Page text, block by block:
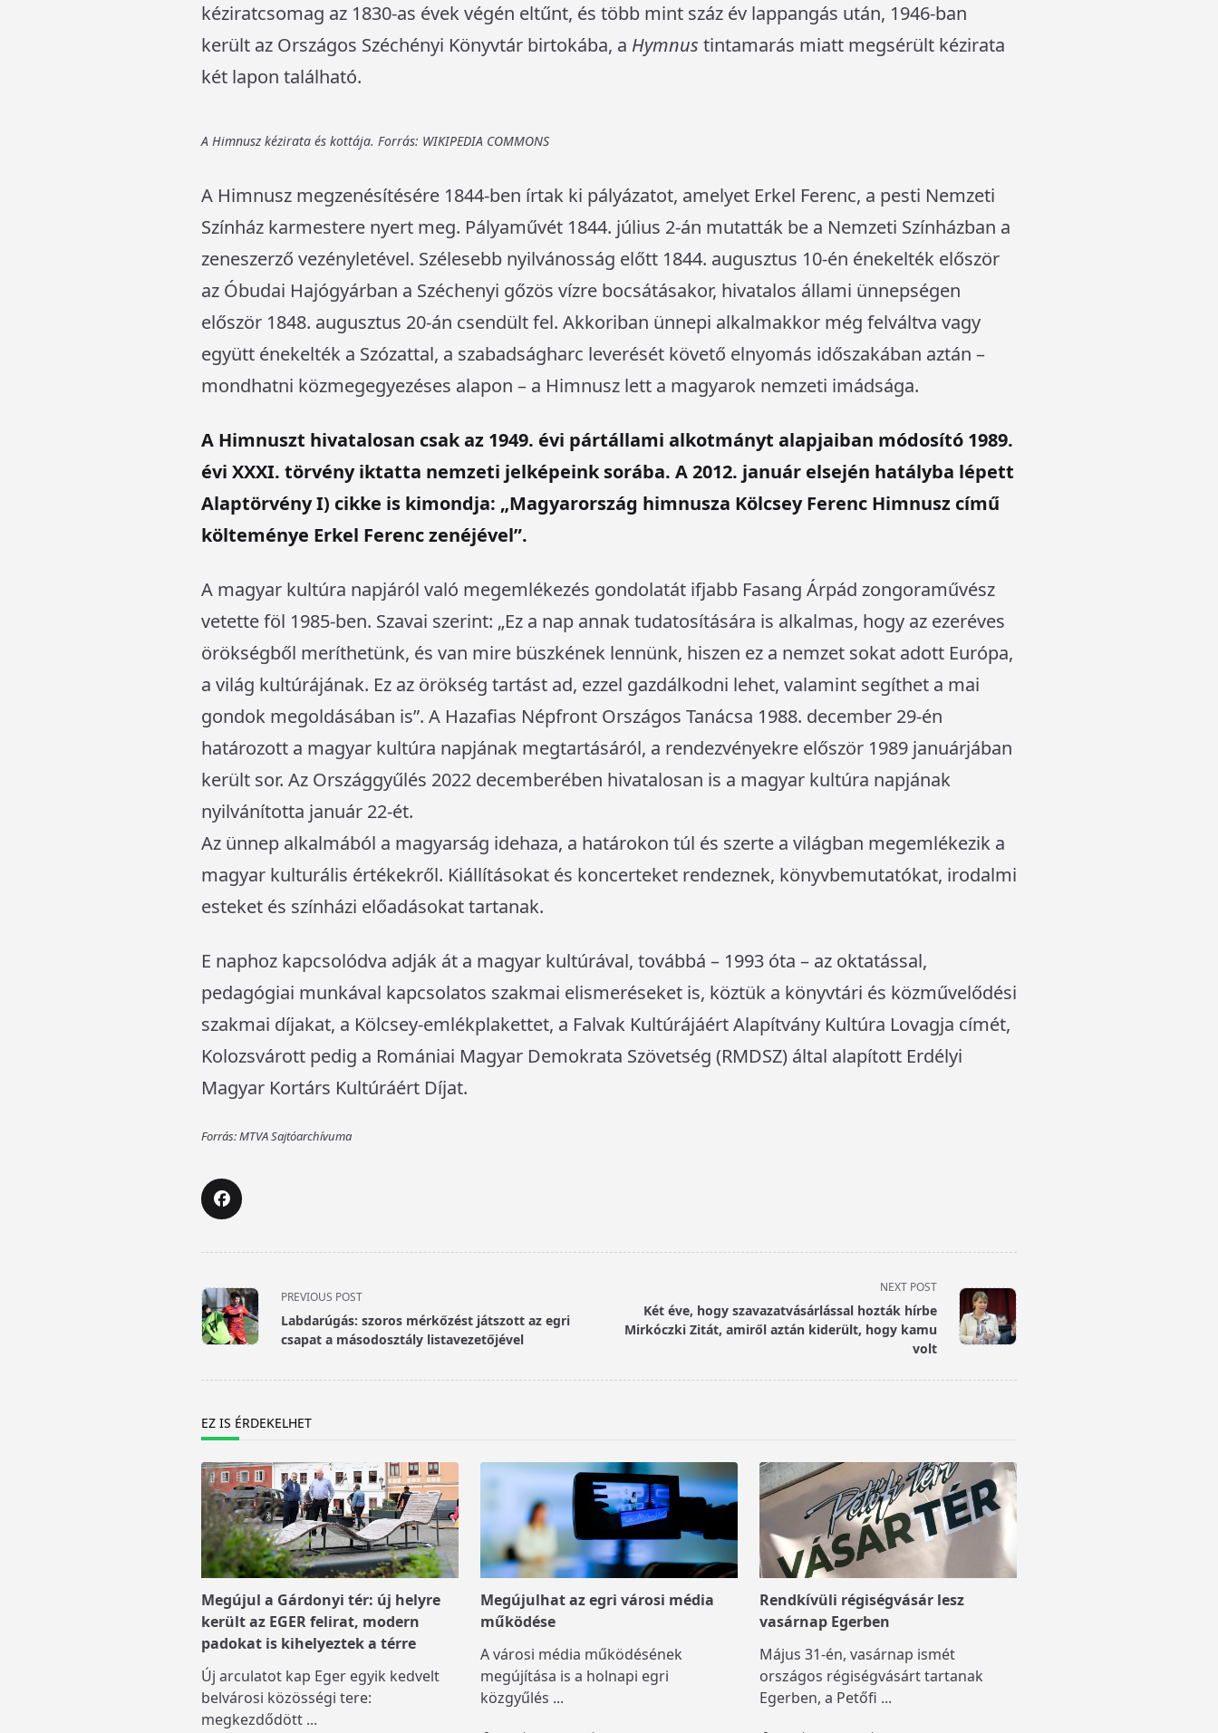
kéziratcsomag az 1830-as évek végén eltűnt, és több mint száz év lappangás után, 1946-ban
került az Országos Széchényi Könyvtár birtokába, a Hymnus tintamarás miatt megsérült kézirata
két lapon található.
A Himnusz kézirata és kottája. Forrás: WIKIPEDIA COMMONS
A Himnusz megzenésítésére 1844-ben írtak ki pályázatot, amelyet Erkel Ferenc, a pesti Nemzeti
Színház karmestere nyert meg. Pályaművét 1844. július 2-án mutatták be a Nemzeti Színházban a
zeneszerző vezényletével. Szélesebb nyilvánosság előtt 1844. augusztus 10-én énekelték először
az Óbudai Hajógyárban a Széchenyi gőzös vízre bocsátásakor, hivatalos állami ünnepségen
először 1848. augusztus 20-án csendült fel. Akkoriban ünnepi alkalmakkor még felváltva vagy
együtt énekelték a Szózattal, a szabadságharc leverését követő elnyomás időszakában aztán –
mondhatni közmegegyezéses alapon – a Himnusz lett a magyarok nemzeti imádsága.
A Himnuszt hivatalosan csak az 1949. évi pártállami alkotmányt alapjaiban módosító 1989.
évi XXXI. törvény iktatta nemzeti jelképeink sorába. A 2012. január elsején hatályba lépett
Alaptörvény I) cikke is kimondja: „Magyarország himnusza Kölcsey Ferenc Himnusz című
költeménye Erkel Ferenc zenéjével”.
A magyar kultúra napjáról való megemlékezés gondolatát ifjabb Fasang Árpád zongoraművész
vetette föl 1985-ben. Szavai szerint: „Ez a nap annak tudatosítására is alkalmas, hogy az ezeréves
örökségből meríthetünk, és van mire büszkének lennünk, hiszen ez a nemzet sokat adott Európa,
a világ kultúrájának. Ez az örökség tartást ad, ezzel gazdálkodni lehet, valamint segíthet a mai
gondok megoldásában is”. A Hazafias Népfront Országos Tanácsa 1988. december 29-én
határozott a magyar kultúra napjának megtartásáról, a rendezvényekre először 1989 januárjában
került sor. Az Országgyűlés 2022 decemberében hivatalosan is a magyar kultúra napjának
nyilvánította január 22-ét.
Az ünnep alkalmából a magyarság idehaza, a határokon túl és szerte a világban megemlékezik a
magyar kulturális értékekről. Kiállításokat és koncerteket rendeznek, könyvbemutatókat, irodalmi
esteket és színházi előadásokat tartanak.
E naphoz kapcsolódva adják át a magyar kultúrával, továbbá – 1993 óta – az oktatással,
pedagógiai munkával kapcsolatos szakmai elismeréseket is, köztük a könyvtári és közművelődési
szakmai díjakat, a Kölcsey-emlékplakettet, a Falvak Kultúrájáért Alapítvány Kultúra Lovagja címét,
Kolozsvárott pedig a Romániai Magyar Demokrata Szövetség (RMDSZ) által alapított Erdélyi
Magyar Kortárs Kultúráért Díjat.
Forrás: MTVA Sajtóarchívuma
<span
class="nav-
subtitle
screen-
PREVIOUS POST
Labdarúgás: szoros mérkőzést játszott az egri
csapat a másodosztály listavezetőjével
NEXT POST
Két éve, hogy szavazatvásárlással hozták hírbe
Mirkóczki Zitát, amiről aztán kiderült, hogy kamu
volt
EZ IS ÉRDEKELHET
Megújul a Gárdonyi tér: új helyre
került az EGER felirat, modern
padokat is kihelyeztek a térre
Új arculatot kap Eger egyik kedvelt
belvárosi közösségi tere:
megkezdődött ...
Megújulhat az egri városi média
működése
A városi média működésének
megújítása is a holnapi egri
közgyűlés ...
Rendkívüli régiségvásár lesz
vasárnap Egerben
Május 31-én, vasárnap ismét
országos régiségvásárt tartanak
Egerben, a Petőfi ...